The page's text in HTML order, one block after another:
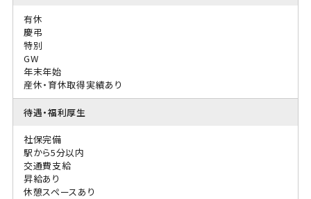
有休
慶弔
特別
GW
年末年始
産休・育休取得実績あり
待遇・福利厚生
社保完備
駅から5分以内
交通費支給
昇給あり
休憩スペースあり